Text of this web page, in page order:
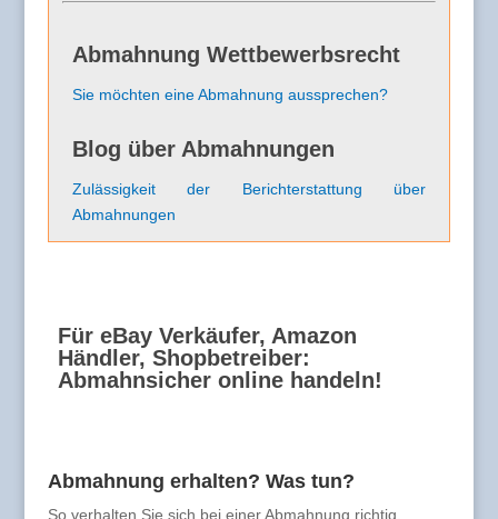
Abmahnung Wettbewerbsrecht
Sie möchten eine Abmahnung aussprechen?
Blog über Abmahnungen
Zulässigkeit der Berichterstattung über
Abmahnungen
Für eBay Verkäufer, Amazon
Händler, Shopbetreiber:
Abmahnsicher online handeln!
Abmahnung erhalten? Was tun?
So verhalten Sie sich bei einer Abmahnung richtig.